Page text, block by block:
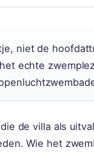
niet de
echte
de villa als
Wie het